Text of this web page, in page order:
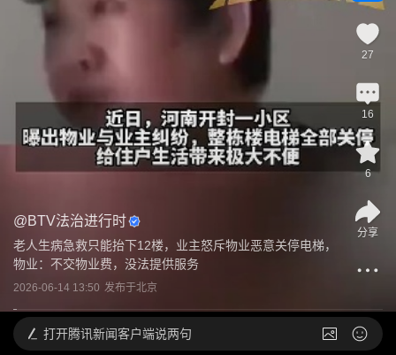
@BTV法治进行时
老人生病急救只能抬下12楼，业主怒斥物业恶意关停电梯，
物业：不交物业费，没法提供服务
2026-06-14 13:50 发布于北京
27
16
6
分享
打开腾讯新闻客户端说两句